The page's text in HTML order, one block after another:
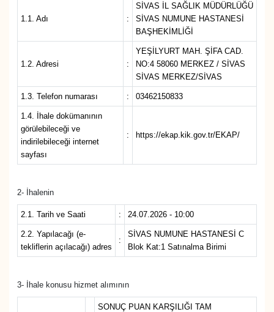
1.1. Adı :
SİVAS İL SAĞLIK MÜDÜRLÜĞÜ
SİVAS NUMUNE HASTANESİ
BAŞHEKİMLİĞİ
1.2. Adresi :
YEŞİLYURT MAH. ŞİFA CAD.
NO:4 58060 MERKEZ / SİVAS
SİVAS MERKEZ/SİVAS
1.3. Telefon numarası : 03462150833
1.4. İhale dokümanının
görülebileceği ve
indirilebileceği internet
sayfası
: https://ekap.kik.gov.tr/EKAP/
2- İhalenin
2.1. Tarih ve Saati : 24.07.2026 - 10:00
2.2. Yapılacağı (e-
tekliflerin açılacağı) adres
:
SİVAS NUMUNE HASTANESİ C
Blok Kat:1 Satınalma Birimi
3- İhale konusu hizmet alımının
SONUÇ PUAN KARŞILIĞI TAM
RESMİ İLANLAR
SOSYAL YARDIMLAR
SPONSORLU YAZI
TEKNOLOJİ
YAŞAM